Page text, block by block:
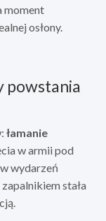
moment
osłony.
powstania
łamanie
w armii pod
wydarzeń
zapalnikiem stała